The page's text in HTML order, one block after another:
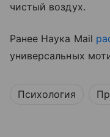
чистый воздух.
Ранее Наука Mail
универсальных
Психология